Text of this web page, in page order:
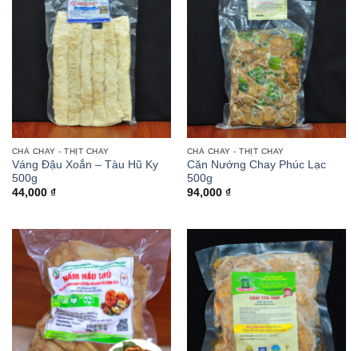
CHẢ CHAY - THỊT CHAY
Váng Đậu Xoắn – Tàu Hũ Ky
500g
44,000 ₫
CHẢ CHAY - THỊT CHAY
Căn Nướng Chay Phúc Lạc
500g
94,000 ₫